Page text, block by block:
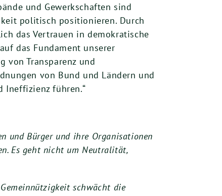
und Gewerkschaften sind
politisch positionieren. Durch
das Vertrauen in demokratische
das Fundament unserer
von Transparenz und
von Bund und Ländern und
Ineffizienz führen.“
und Bürger und ihre Organisationen
Es geht nicht um Neutralität,
schwächt die